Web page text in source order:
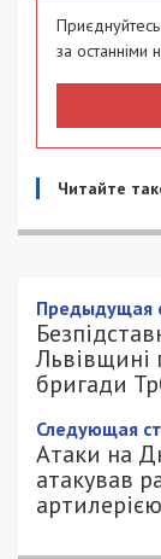
за останніми
Читайте
Предыдущая
Львівщині
бригади
Следующая
Атаки на
атакував